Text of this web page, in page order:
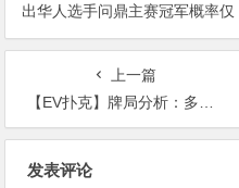
出华人选手问鼎主赛冠军概率仅
3%【365娱乐资讯网】
上一篇
【EV扑克】牌局分析：多人池很少bluff【365娱乐资讯网】
发表评论